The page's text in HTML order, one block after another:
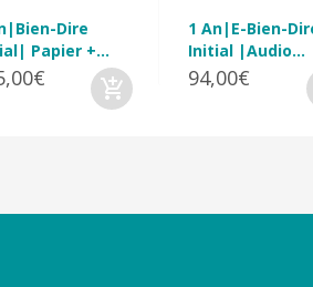
Dire
Papier +...
1 An|E-Bien-
Initial |Audio...
94,00€